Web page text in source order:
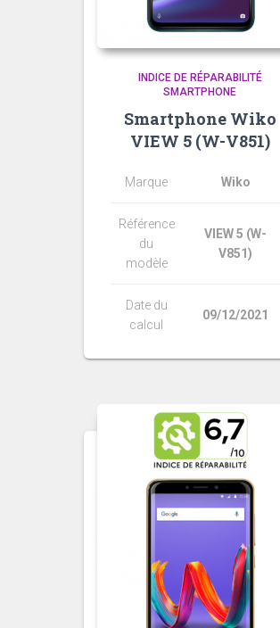
INDICE DE RÉPARABILITÉ
SMARTPHONE
Smartphone Wiko
VIEW 5 (W-V851)
Marque Wiko
Référence
du
modèle
VIEW 5 (W-
V851)
Date du
calcul
09/12/2021